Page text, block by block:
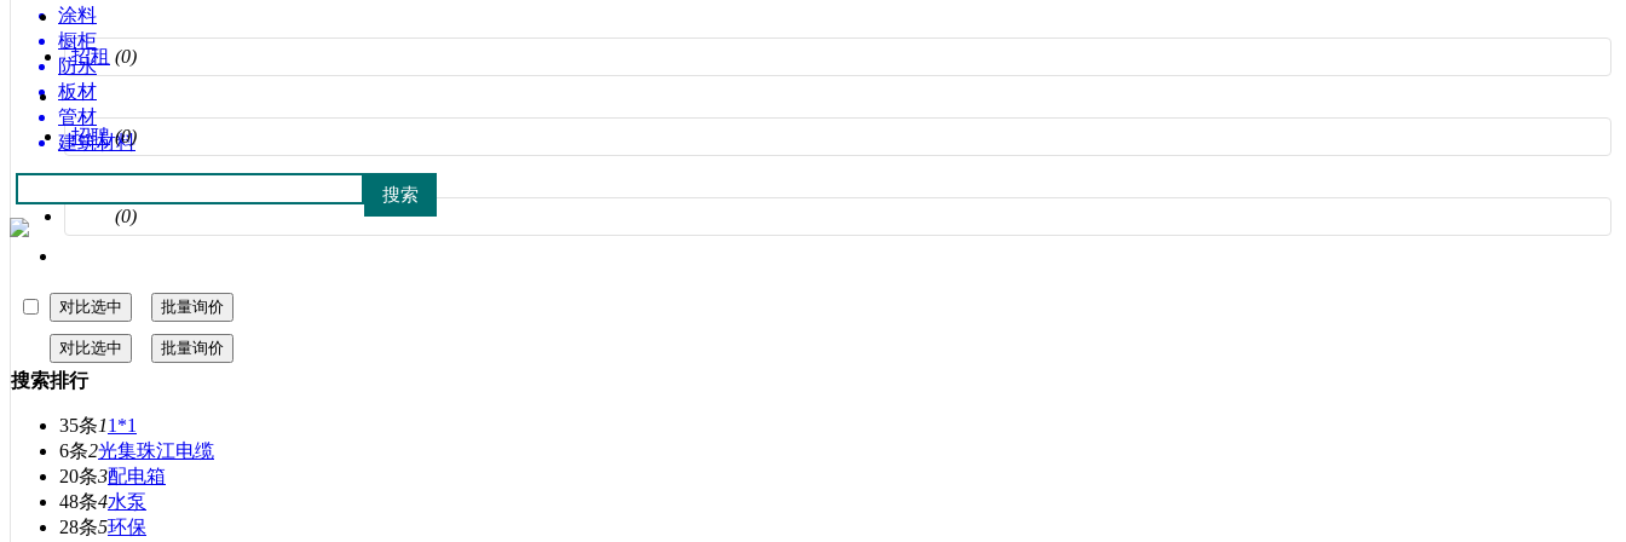
涂料
橱柜
防水
板材
管材
建筑材料
招租 (0)
招聘 (0)
(0)
搜索排行
35条11*1
6条2光集珠江电缆
20条3配电箱
48条4水泵
28条5环保